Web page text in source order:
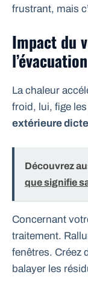
frustrant, mais
Impact du
La chaleur
froid, lui, fige
extérieure
Découvrez
que signifie
Concernant
traitement.
fenêtres. Créez
balayer les